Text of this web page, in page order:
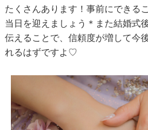
たくさんあります！事前にできる
当日を迎えましょう＊また結婚式
伝えることで、信頼度が増して今
れるはずですよ♡